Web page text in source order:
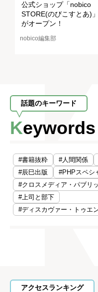
公式ショップ「nobico
STORE(のびこすとあ)」
がオープン！
nobico編集部
話題のキーワード
Keywords
#書籍抜粋 #人間関係
#辰巳出版
#PHPスペシ
#クロスメディア・パブリ
#上司と部下
#ディスカヴァー・トゥエ
アクセスランキング